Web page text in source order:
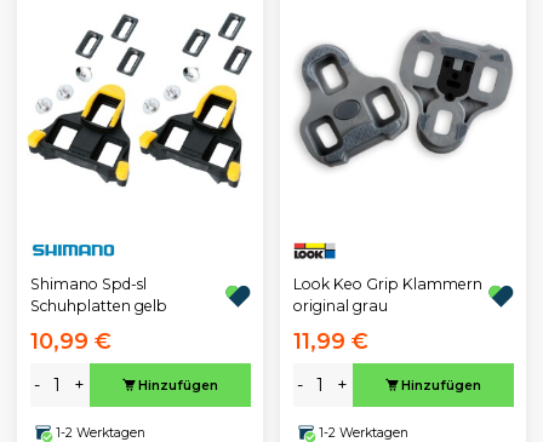
Shimano Spd-sl
Schuhplatten gelb
10,99 €
- + Hinzufügen
1-2 Werktagen
Look Keo Grip Klammern
original grau
11,99 €
- + Hinzufügen
1-2 Werktagen